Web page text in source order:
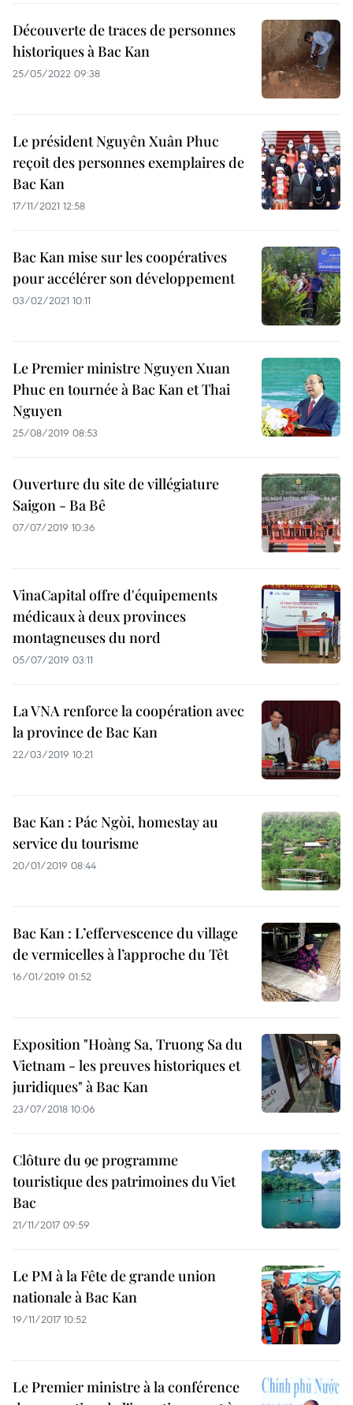
Découverte de traces de personnes
historiques à Bac Kan
25/05/2022 09:38
Le président Nguyên Xuân Phuc
reçoit des personnes exemplaires de
Bac Kan
17/11/2021 12:58
Bac Kan mise sur les coopératives
pour accélérer son développement
03/02/2021 10:11
Le Premier ministre Nguyen Xuan
Phuc en tournée à Bac Kan et Thai
Nguyen
25/08/2019 08:53
Ouverture du site de villégiature
Saigon - Ba Bê
07/07/2019 10:36
VinaCapital offre d'équipements
médicaux à deux provinces
montagneuses du nord
05/07/2019 03:11
La VNA renforce la coopération avec
la province de Bac Kan
22/03/2019 10:21
Bac Kan : Pác Ngòi, homestay au
service du tourisme
20/01/2019 08:44
Bac Kan : L’effervescence du village
de vermicelles à l’approche du Têt
16/01/2019 01:52
Exposition "Hoàng Sa, Truong Sa du
Vietnam - les preuves historiques et
juridiques​" à Bac Kan
23/07/2018 10:06
Clôture du 9e programme
touristique des patrimoines du Viet
Bac
21/11/2017 09:59
Le PM à la Fête de grande union
nationale à Bac Kan
19/11/2017 10:52
Le Premier ministre à la conférence